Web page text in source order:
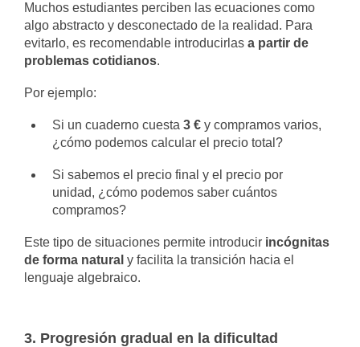
Muchos estudiantes perciben las ecuaciones como
algo abstracto y desconectado de la realidad. Para
evitarlo, es recomendable introducirlas a partir de
problemas cotidianos.
Por ejemplo:
Si un cuaderno cuesta3 € y compramos varios,
¿cómo podemos calcular el precio total?
Si sabemos el precio final y el precio por
unidad, ¿cómo podemos saber cuántos
compramos?
Este tipo de situaciones permite introducir incógnitas
de forma natural y facilita la transición hacia el
lenguaje algebraico.
3. Progresión gradual en la dificultad